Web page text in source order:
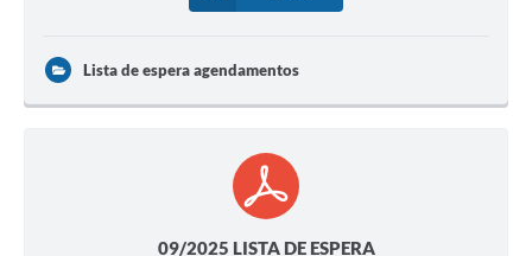
Lista de espera agendamentos
09/2025 LISTA DE ESPERA